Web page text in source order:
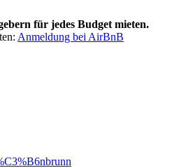
für jedes Budget mieten.
Anmeldung bei AirBnB